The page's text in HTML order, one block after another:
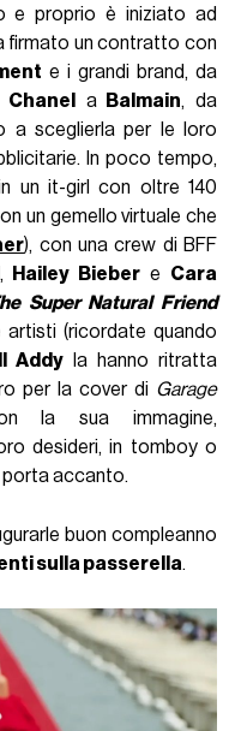
e proprio è iniziato ad
firmato un contratto con
e i grandi brand, da
Chanel aBalmain, da
a sceglierla per le loro
In poco tempo,
un it-girl con oltre 140
un gemello virtuale che
), con una crew di BFF
, Hailey Bieber e Cara
Super Natural Friend
artisti (ricordate quando
Addy la hanno ritratta
per la cover di Garage
la sua immagine,
desideri, in tomboy o
porta accanto.
buon compleanno
sulla passerella.